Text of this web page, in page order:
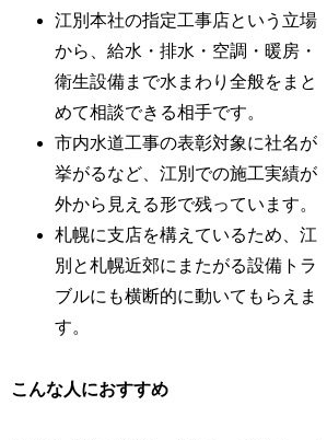
江別本社の指定工事店という立場
から、給水・排水・空調・暖房・
衛生設備まで水まわり全般をまと
めて相談できる相手です。
市内水道工事の表彰対象に社名が
挙がるなど、江別での施工実績が
外から見える形で残っています。
札幌に支店を構えているため、江
別と札幌近郊にまたがる設備トラ
ブルにも横断的に動いてもらえま
す。
こんな人におすすめ